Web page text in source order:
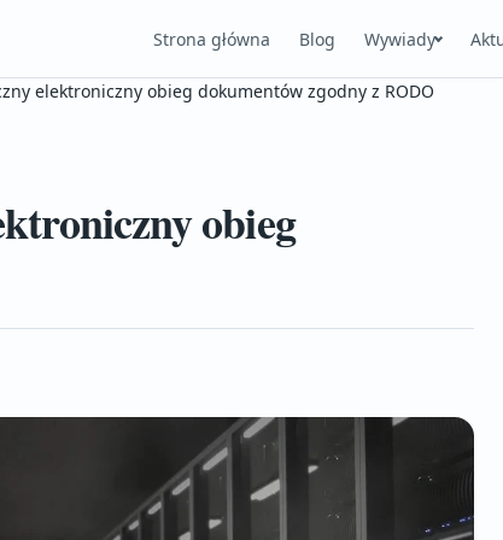
Strona główna Blog Wywiady
elektroniczny obieg dokumentów zgodny z RODO
obieg